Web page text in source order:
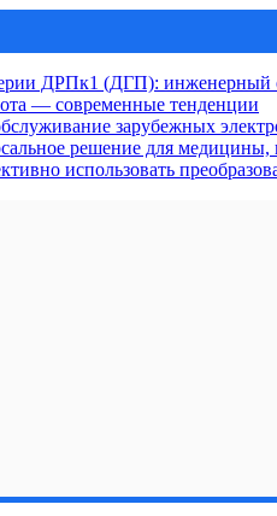
ДРПк1 (ДГП): инженерный
— современные тенденции
зарубежных
решение для
использовать